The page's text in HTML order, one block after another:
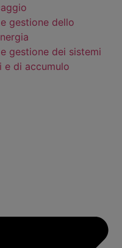
gestione dello
gestione dei sistemi
e di accumulo